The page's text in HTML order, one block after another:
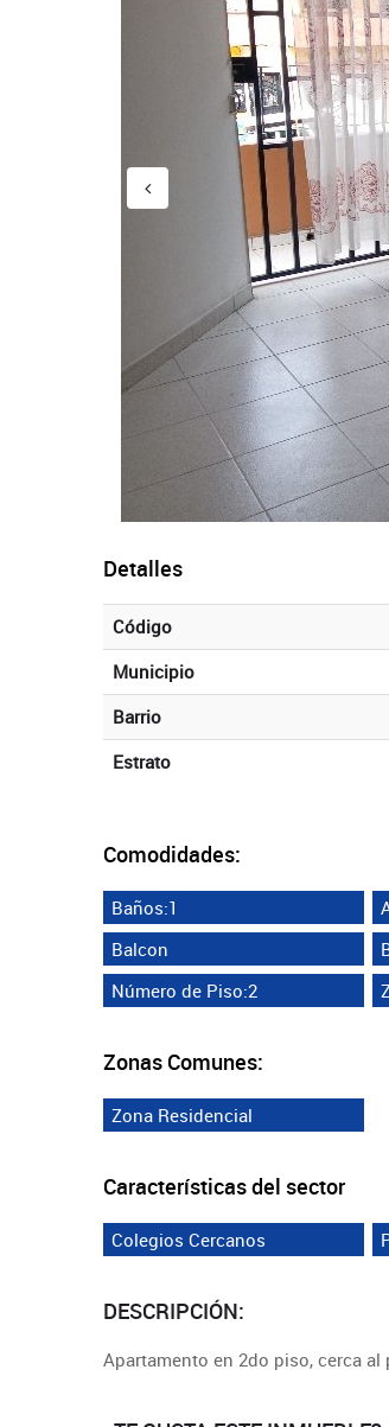
Detalles
Código
Municipio
Barrio
Estrato
Comodidades:
Baños:1
Balcon
Número de Piso:2
Zonas Comunes:
Zona Residencial
Características del sector
Colegios Cercanos
DESCRIPCIÓN:
Apartamento en 2do piso, cerca